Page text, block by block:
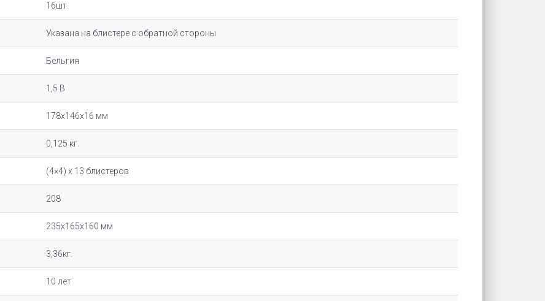
16шт.
Указана на блистере с обратной стороны
Бельгия
1,5 В
178х146х16 мм
0,125 кг.
(4×4) x 13 блистеров
208
235х165х160 мм
3,36кг.
10 лет